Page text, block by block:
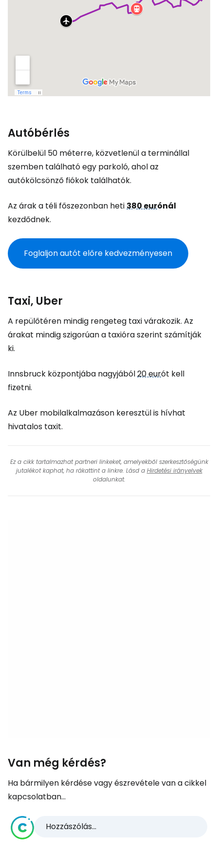
Autóbérlés
Körülbelül 50 méterre, közvetlenül a terminállal
szemben található egy parkoló, ahol az
autókölcsönző fiókok találhatók.
Az árak a téli főszezonban heti380 eurónál
kezdődnek.
Foglaljon autót előre kedvezményesen
Taxi, Uber
A repülőtéren mindig rengeteg taxi várakozik. Az
árakat mindig szigorúan a taxióra szerint számítják
ki.
Innsbruck központjába nagyjából20 eurót kell
fizetni.
Az Uber mobilalkalmazáson keresztül is hívhat
hivatalos taxit.
Ez a cikk tartalmazhat partneri linkeket, amelyekből szerkesztőségünk
jutalékot kaphat, ha rákattint a linkre. Lásd a Hirdetési irányelvek
oldalunkat.
Van még kérdés?
Ha bármilyen kérdése vagy észrevétele van a cikkel
kapcsolatban...
Hozzászólás...